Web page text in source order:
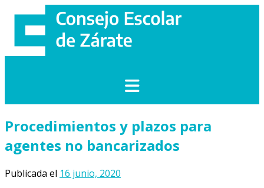
contenido
Procedimientos y plazos para
agentes no bancarizados
Publicada el 16 junio, 2020